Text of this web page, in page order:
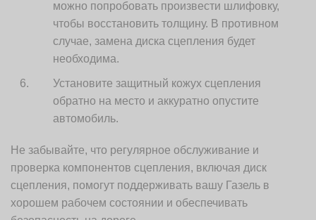
можно попробовать произвести шлифовку,
чтобы восстановить толщину. В противном
случае, замена диска сцепления будет
необходима.
Установите защитный кожух сцепления
обратно на место и аккуратно опустите
автомобиль.
Не забывайте, что регулярное обслуживание и
проверка компонентов сцепления, включая диск
сцепления, помогут поддерживать вашу Газель в
хорошем рабочем состоянии и обеспечивать